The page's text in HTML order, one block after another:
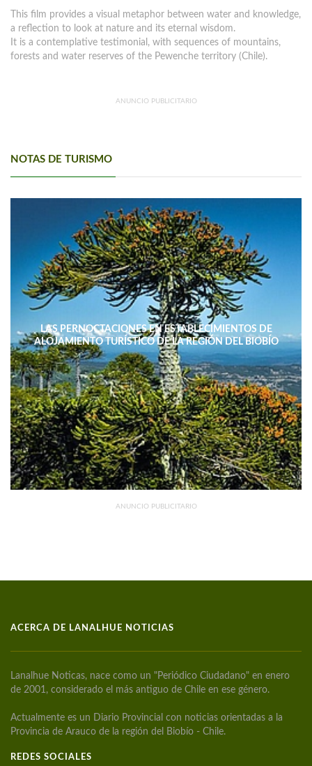
This film provides a visual metaphor between water and knowledge,
a reflection to look at nature and its eternal wisdom.
It is a contemplative testimonial, with sequences of mountains,
forests and water reserves of the Pewenche territory (Chile).
ANUNCIO PUBLICITARIO
NOTAS DE TURISMO
LAS PERNOCTACIONES EN ESTABLECIMIENTOS DE
ALOJAMIENTO TURÍSTICO DE LA REGIÓN DEL BIOBÍO
DISMINUYERON 15,4% INTERANUAL
ANUNCIO PUBLICITARIO
ACERCA DE LANALHUE NOTICIAS
Lanalhue Noticas, nace como un "Periódico Ciudadano" en enero
de 2001, considerado el más antiguo de Chile en ese género.
Actualmente es un Diario Provincial con noticias orientadas a la
Provincia de Arauco de la región del Biobío - Chile.
REDES SOCIALES